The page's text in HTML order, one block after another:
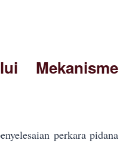
Mekanisme
perkara pidana